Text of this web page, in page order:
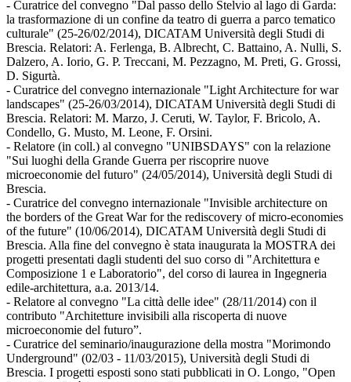
- Curatrice del convegno "Dal passo dello Stelvio al lago di Garda:
la trasformazione di un confine da teatro di guerra a parco tematico
culturale" (25-26/02/2014), DICATAM Università degli Studi di
Brescia. Relatori: A. Ferlenga, B. Albrecht, C. Battaino, A. Nulli, S.
Dalzero, A. Iorio, G. P. Treccani, M. Pezzagno, M. Preti, G. Grossi,
D. Sigurtà.
- Curatrice del convegno internazionale "Light Architecture for war
landscapes" (25-26/03/2014), DICATAM Università degli Studi di
Brescia. Relatori: M. Marzo, J. Ceruti, W. Taylor, F. Bricolo, A.
Condello, G. Musto, M. Leone, F. Orsini.
- Relatore (in coll.) al convegno "UNIBSDAYS" con la relazione
"Sui luoghi della Grande Guerra per riscoprire nuove
microeconomie del futuro" (24/05/2014), Università degli Studi di
Brescia.
- Curatrice del convegno internazionale "Invisible architecture on
the borders of the Great War for the rediscovery of micro-economies
of the future" (10/06/2014), DICATAM Università degli Studi di
Brescia. Alla fine del convegno è stata inaugurata la MOSTRA dei
progetti presentati dagli studenti del suo corso di "Architettura e
Composizione 1 e Laboratorio", del corso di laurea in Ingegneria
edile-architettura, a.a. 2013/14.
- Relatore al convegno "La città delle idee" (28/11/2014) con il
contributo "Architetture invisibili alla riscoperta di nuove
microeconomie del futuro”.
- Curatrice del seminario/inaugurazione della mostra "Morimondo
Underground" (02/03 - 11/03/2015), Università degli Studi di
Brescia. I progetti esposti sono stati pubblicati in O. Longo, "Open